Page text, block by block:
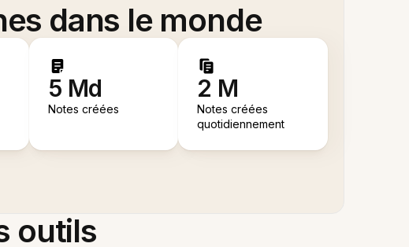
dans le monde
5 Md
Notes créées
2 M
Notes créées
quotidiennement
outils